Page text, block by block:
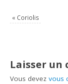
« Coriolis
Laisser un
Vous devezvous